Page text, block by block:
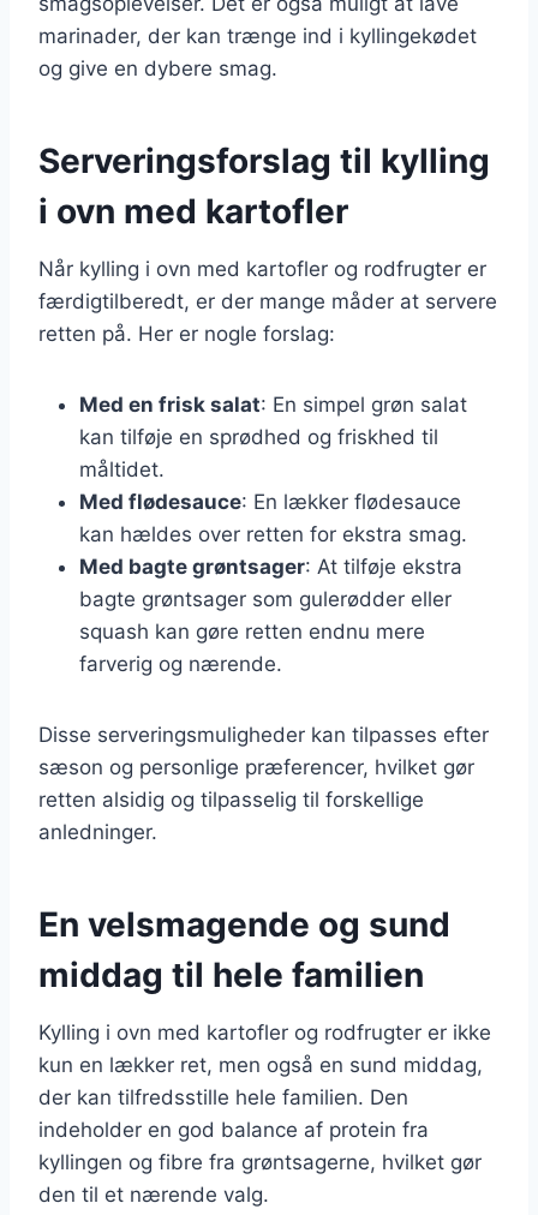
marinader, der kan trænge ind i kyllingekødet
og give en dybere smag.
Serveringsforslag til kylling
i ovn med kartofler
Når kylling i ovn med kartofler og rodfrugter er
færdigtilberedt, er der mange måder at servere
retten på. Her er nogle forslag:
Med en frisk salat: En simpel grøn salat
kan tilføje en sprødhed og friskhed til
måltidet.
Med flødesauce: En lækker flødesauce
kan hældes over retten for ekstra smag.
Med bagte grøntsager: At tilføje ekstra
bagte grøntsager som gulerødder eller
squash kan gøre retten endnu mere
farverig og nærende.
Disse serveringsmuligheder kan tilpasses efter
sæson og personlige præferencer, hvilket gør
retten alsidig og tilpasselig til forskellige
anledninger.
En velsmagende og sund
middag til hele familien
Kylling i ovn med kartofler og rodfrugter er ikke
kun en lækker ret, men også en sund middag,
der kan tilfredsstille hele familien. Den
indeholder en god balance af protein fra
kyllingen og fibre fra grøntsagerne, hvilket gør
den til et nærende valg.